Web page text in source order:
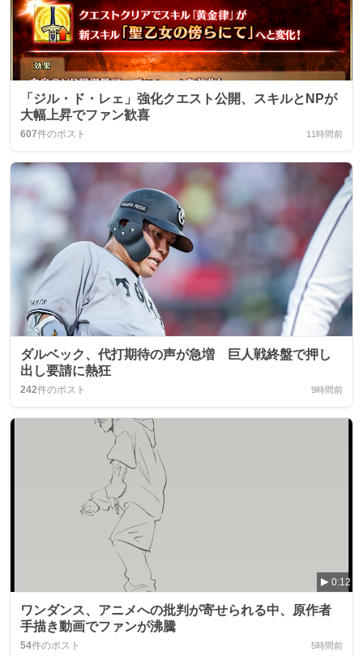
「ジル・ド・レェ」強化クエスト公開、スキルとNPが
大幅上昇でファン歓喜
607件のポスト 11時間前
ダルベック、代打期待の声が急増 巨人戦終盤で押し
出し要請に熱狂
242件のポスト 9時間前
0:12
ワンダンス、アニメへの批判が寄せられる中、原作者
手描き動画でファンが沸騰
54件のポスト 5時間前